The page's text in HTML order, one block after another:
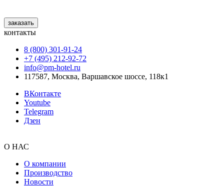
заказать
контакты
8 (800) 301‑91‑24
+7 (495) 212‑92‑72
info@pm-hotel.ru
117587, Москва, Варшавское шоссе, 118к1
ВКонтакте
Youtube
Telegram
Дзен
О НАС
О компании
Производство
Новости